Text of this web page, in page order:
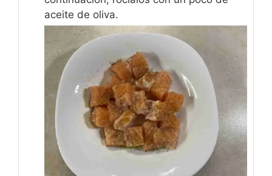
aceite de oliva.